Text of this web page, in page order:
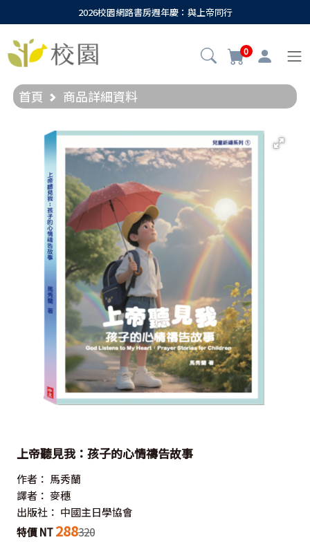
2026校園網路書房週年慶：與上帝同行
0
首頁 商品詳細資料
上帝聽見我：孩子的心情禱告故事
作者： 馬秀蘭
譯者： 麥穗
出版社： 中國主日學協會
特價 NT 288320